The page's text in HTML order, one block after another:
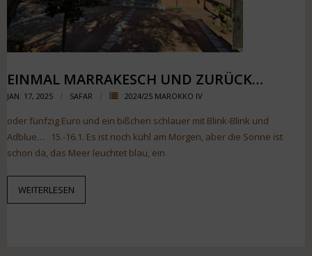
EINMAL MARRAKESCH UND ZURÜCK…
JAN. 17, 2025 SAFAR 2024/25 MAROKKO IV
oder fünfzig Euro und ein bißchen schlauer mit Blink-Blink und
Adblue… 15.-16.1. Es ist noch kühl am Morgen, aber die Sonne ist
schon da, das Meer leuchtet blau, ein
WEITERLESEN